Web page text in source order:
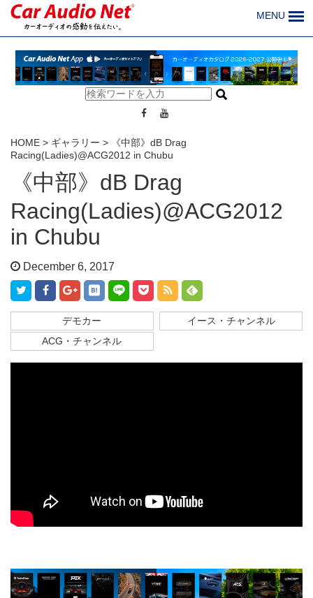
MENU
HOME > ギャラリー >
《中部》dB Drag
Racing(Ladies)@ACG2012 in Chubu
《中部》dB Drag
Racing(Ladies)@ACG2012
in Chubu
December 6, 2017
デモカー
イース・チャンネル
ACG・チャンネル